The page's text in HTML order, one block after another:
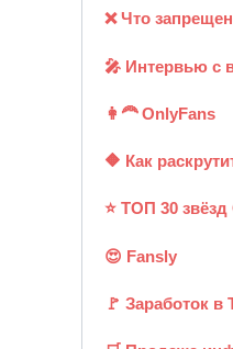
❌ Что
🎤 Интервью с
👩‍🦰 OnlyFans
🔶 Как
⭐ ТОП 30
😍 Fansly
🚩 Заработок в